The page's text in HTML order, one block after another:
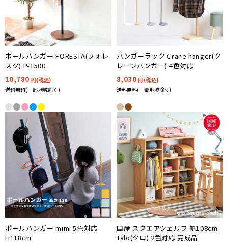
ポールハンガー FORESTA(フォレ
スタ) P-1500
10,780 円(税込)
送料無料(一部地域除く)
ハンガーラック Crane hanger(ク
レーンハンガー) 4色対応
8,030円(税込)
送料無料(一部地域除く)
ポールハンガー mimi 5色対応
H118cm
国産 スクエアシェルフ 幅108cm
Talo(タロ) 2色対応 完成品